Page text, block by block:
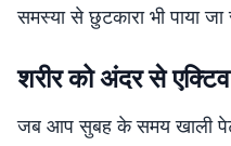
समस्या से छुटकारा भी पाया
शरीर को अंदर से
जब आप सुबह के समय खाली